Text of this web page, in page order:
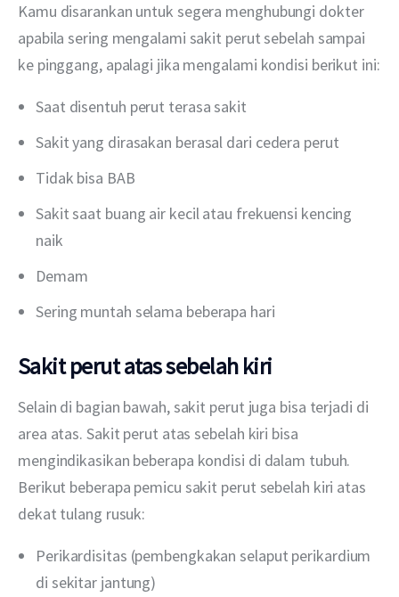
Kamu disarankan untuk segera menghubungi dokter
apabila sering mengalami sakit perut sebelah sampai
ke pinggang, apalagi jika mengalami kondisi berikut ini:
Saat disentuh perut terasa sakit
Sakit yang dirasakan berasal dari cedera perut
Tidak bisa BAB
Sakit saat buang air kecil atau frekuensi kencing
naik
Demam
Sering muntah selama beberapa hari
Sakit perut atas sebelah kiri
Selain di bagian bawah, sakit perut juga bisa terjadi di
area atas. Sakit perut atas sebelah kiri bisa
mengindikasikan beberapa kondisi di dalam tubuh.
Berikut beberapa pemicu sakit perut sebelah kiri atas
dekat tulang rusuk:
Perikardisitas (pembengkakan selaput perikardium
di sekitar jantung)